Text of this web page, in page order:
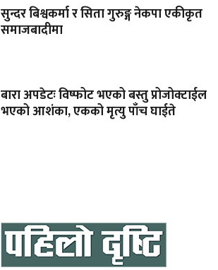
सुन्दर बिश्वकर्मा र सिता गुरुङ्ग नेकपा एकीकृत
समाजबादीमा
बारा अपडेटः विष्फोट भएको बस्तु प्रोजोक्टाईल
भएको आशंका, एकको मृत्यु पाँच घाईते